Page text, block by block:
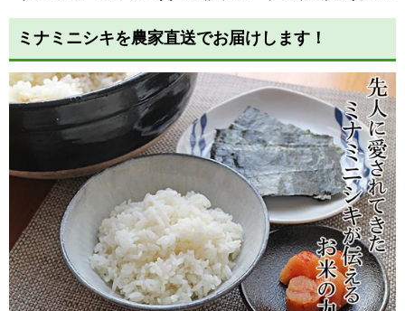
ミナミニシキを農家直送でお届けします！